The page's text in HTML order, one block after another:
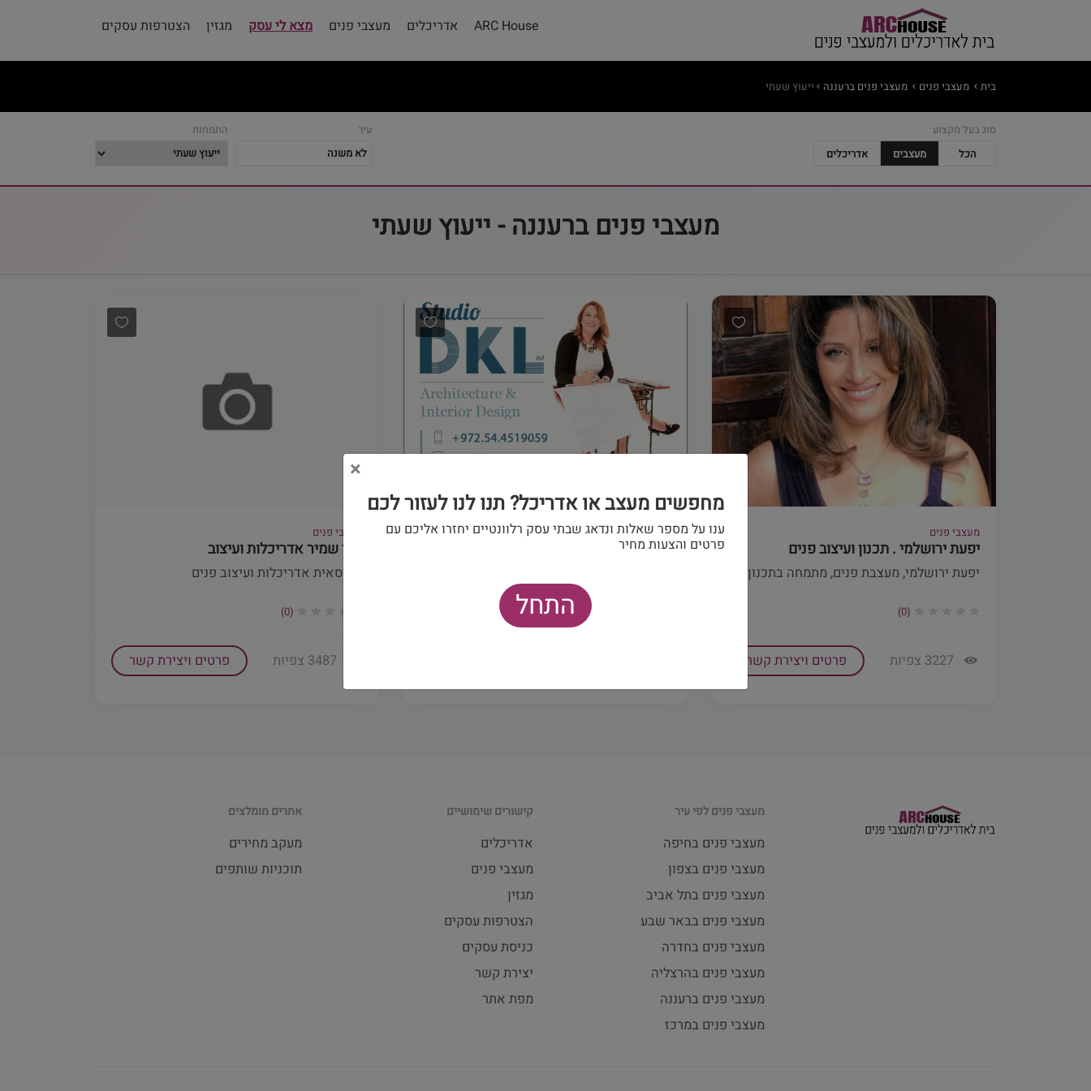
ARC House אדריכלים מעצבי פנים מצא לי עסק מגזין הצטרפות עסקים
בית מעצבי פנים מעצבי פנים ברעננה ייעוץ שעתי
סוג בעל מקצוע
הכל
מעצבים אדריכלים
התמחות עיר
מעצבי פנים ברעננה - ייעוץ שעתי
מעצבי פנים
יפעת ירושלמי . תכנון ועיצוב פנים
יפעת ירושלמי, מעצבת פנים, מתמחה בתכנון ו...
(0)
פרטים ויצירת קשר
מעצבי פנים
STUDIO D.K.L
מעצבי פנים
שני שמיר אדריכלות ועיצוב
הנדסאית אדריכלות ועיצוב פנים
(0)
פרטים ויצירת קשר
מעצבי פנים לפי עיר
מעצבי פנים בחיפה
מעצבי פנים בצפון
מעצבי פנים בתל אביב
מעצבי פנים בבאר שבע
מעצבי פנים בחדרה
מעצבי פנים בהרצליה
מעצבי פנים ברעננה
מעצבי פנים במרכז
קישורים שימושיים
אדריכלים
מעצבי פנים
מגזין
הצטרפות עסקים
כניסת עסקים
יצירת קשר
מפת אתר
אתרים מומלצים
מעקב מחירים
תוכניות שותפים
×
מחפשים מעצב או אדריכל? תנו לנו לעזור לכם
ענו על מספר שאלות ונדאג שבתי עסק רלוונטיים יחזרו אליכם עם
פרטים והצעות מחיר
התחל